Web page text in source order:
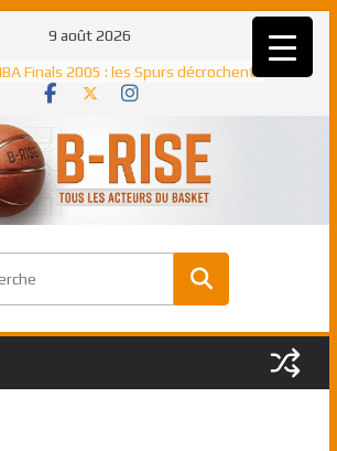
9 août 2026
défenseur d’une saison NBA
NBA Finals 2005 : les Spurs décrochent
aux Pistons
Finals 2021 : les Bucks et Giannis
triomphent, le Greek
élu MVP
Gilgeous-Alexander : son premier
à plus de 40 points en NBA, le
transcendant face aux Spurs
Pau Gasol dans l’histoire en 2002 :